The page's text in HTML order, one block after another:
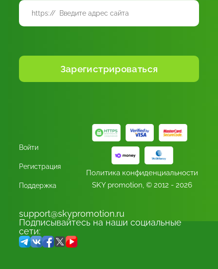
Войти
Регистрация
Поддержка
Политика конфиденциальности
SKY promotion, © 2012 - 2026
support@skypromotion.ru
Подписывайтесь на наши социальные
сети: